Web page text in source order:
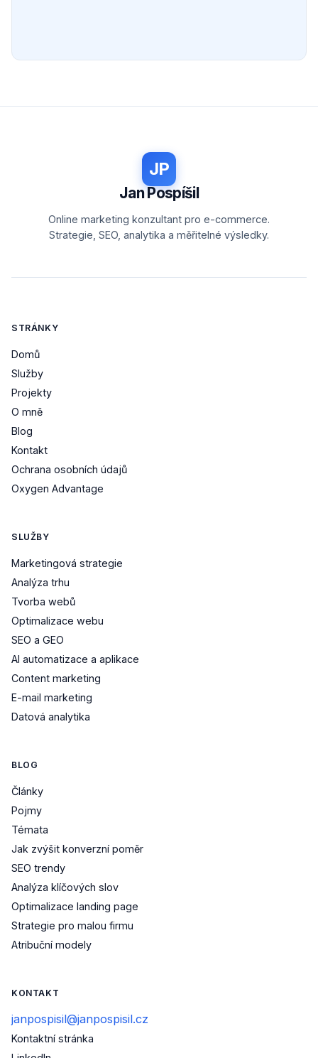
JP
Jan Pospíšil
Online marketing konzultant pro e-commerce.
Strategie, SEO, analytika a měřitelné výsledky.
STRÁNKY
Domů
Služby
Projekty
O mně
Blog
Kontakt
Ochrana osobních údajů
Oxygen Advantage
SLUŽBY
Marketingová strategie
Analýza trhu
Tvorba webů
Optimalizace webu
SEO a GEO
AI automatizace a aplikace
Content marketing
E-mail marketing
Datová analytika
BLOG
Články
Pojmy
Témata
Jak zvýšit konverzní poměr
SEO trendy
Analýza klíčových slov
Optimalizace landing page
Strategie pro malou firmu
Atribuční modely
KONTAKT
janpospisil@janpospisil.cz
Kontaktní stránka